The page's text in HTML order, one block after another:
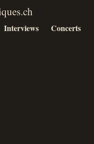
Interviews Concerts